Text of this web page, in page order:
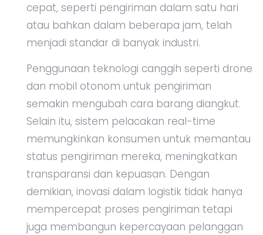
cepat, seperti pengiriman dalam satu hari
atau bahkan dalam beberapa jam, telah
menjadi standar di banyak industri.
Penggunaan teknologi canggih seperti drone
dan mobil otonom untuk pengiriman
semakin mengubah cara barang diangkut.
Selain itu, sistem pelacakan real-time
memungkinkan konsumen untuk memantau
status pengiriman mereka, meningkatkan
transparansi dan kepuasan. Dengan
demikian, inovasi dalam logistik tidak hanya
mempercepat proses pengiriman tetapi
juga membangun kepercayaan pelanggan